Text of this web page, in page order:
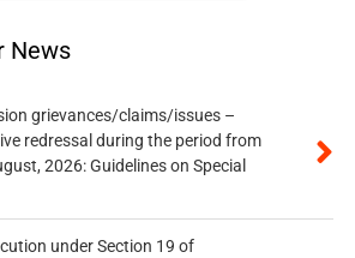
News
grievances/claims/issues –
redressal during the period from
2026: Guidelines on Special
under Section 19 of